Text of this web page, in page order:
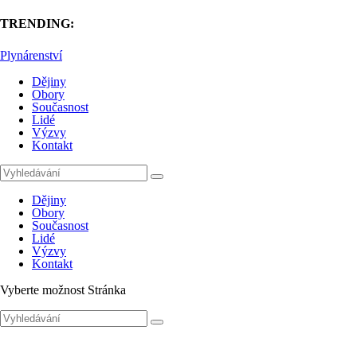
TRENDING:
Plynárenství
Dějiny
Obory
Současnost
Lidé
Výzvy
Kontakt
Dějiny
Obory
Současnost
Lidé
Výzvy
Kontakt
Vyberte možnost Stránka